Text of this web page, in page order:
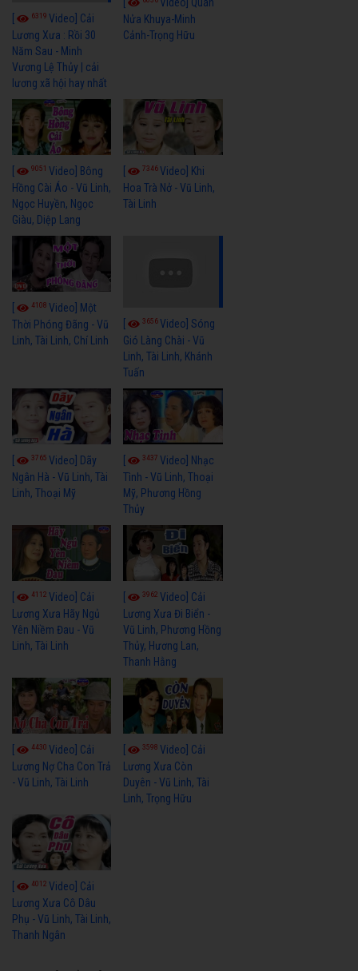
6319 Video] Cải
Lương Xưa : Rồi 30
Năm Sau - Minh
Vương Lệ Thủy | cải
lương xã hội hay nhất
Nửa Khuya-Minh
Cảnh-Trọng Hữu
9051 Video] Bông
Hồng Cài Áo - Vũ Linh,
Ngọc Huyền, Ngọc
Giàu, Diệp Lang
7346Video] Khi
Hoa Trà Nở - Vũ Linh,
Tài Linh
4108 Video] Một
Thời Phóng Đãng - Vũ
Linh, Tài Linh, Chí Linh
3656Video] Sóng
Gió Làng Chài - Vũ
Linh, Tài Linh, Khánh
Tuấn
3765 Video] Dãy
Ngân Hà - Vũ Linh, Tài
Linh, Thoại Mỹ
3437Video] Nhạc
Tình - Vũ Linh, Thoại
Mỹ, Phương Hồng
Thủy
4112 Video] Cải
Lương Xưa Hãy Ngủ
Yên Niềm Đau - Vũ
Linh, Tài Linh
3962Video] Cải
Lương Xưa Đi Biển -
Vũ Linh, Phương Hồng
Thủy, Hương Lan,
Thanh Hằng
4430 Video] Cải
Lương Nợ Cha Con Trả
- Vũ Linh, Tài Linh
3598Video] Cải
Lương Xưa Còn
Duyên - Vũ Linh, Tài
Linh, Trọng Hữu
[ 4012 Video] Cải
Lương Xưa Cô Dâu
Phụ - Vũ Linh, Tài Linh,
Thanh Ngân